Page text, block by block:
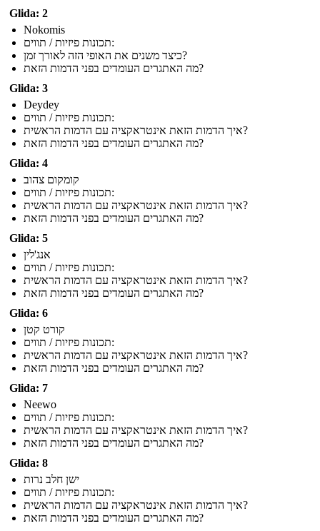
Glida: 2
Nokomis
תכונות פיזיות / תווים:
כיצד משנים את האופי הזה לאורך זמן?
מה האתגרים העומדים בפני הדמות הזאת?
Glida: 3
Deydey
תכונות פיזיות / תווים:
איך הדמות הזאת אינטראקציה עם הדמות הראשית?
מה האתגרים העומדים בפני הדמות הזאת?
Glida: 4
קומקום צהוב
תכונות פיזיות / תווים:
איך הדמות הזאת אינטראקציה עם הדמות הראשית?
מה האתגרים העומדים בפני הדמות הזאת?
Glida: 5
אנג'לין
תכונות פיזיות / תווים:
איך הדמות הזאת אינטראקציה עם הדמות הראשית?
מה האתגרים העומדים בפני הדמות הזאת?
Glida: 6
קורט קטן
תכונות פיזיות / תווים:
איך הדמות הזאת אינטראקציה עם הדמות הראשית?
מה האתגרים העומדים בפני הדמות הזאת?
Glida: 7
Neewo
תכונות פיזיות / תווים:
איך הדמות הזאת אינטראקציה עם הדמות הראשית?
מה האתגרים העומדים בפני הדמות הזאת?
Glida: 8
ישן חלב נרות
תכונות פיזיות / תווים:
איך הדמות הזאת אינטראקציה עם הדמות הראשית?
מה האתגרים העומדים בפני הדמות הזאת?